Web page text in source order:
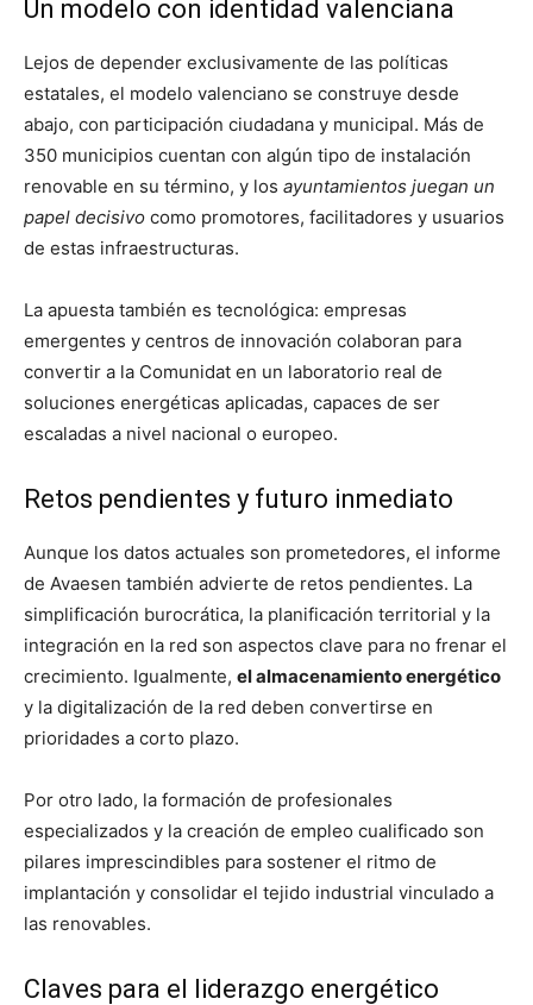
Un modelo con identidad valenciana
Lejos de depender exclusivamente de las políticas
estatales, el modelo valenciano se construye desde
abajo, con participación ciudadana y municipal. Más de
350 municipios cuentan con algún tipo de instalación
renovable en su término, y los ayuntamientos juegan un
papel decisivo como promotores, facilitadores y usuarios
de estas infraestructuras.
La apuesta también es tecnológica: empresas
emergentes y centros de innovación colaboran para
convertir a la Comunidat en un laboratorio real de
soluciones energéticas aplicadas, capaces de ser
escaladas a nivel nacional o europeo.
Retos pendientes y futuro inmediato
Aunque los datos actuales son prometedores, el informe
de Avaesen también advierte de retos pendientes. La
simplificación burocrática, la planificación territorial y la
integración en la red son aspectos clave para no frenar el
crecimiento. Igualmente, el almacenamiento energético
y la digitalización de la red deben convertirse en
prioridades a corto plazo.
Por otro lado, la formación de profesionales
especializados y la creación de empleo cualificado son
pilares imprescindibles para sostener el ritmo de
implantación y consolidar el tejido industrial vinculado a
las renovables.
Claves para el liderazgo energético